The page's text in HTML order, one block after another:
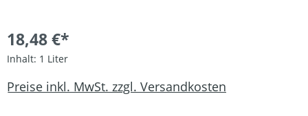
18,48 €*
Inhalt: 1 Liter
Preise inkl. MwSt. zzgl. Versandkosten